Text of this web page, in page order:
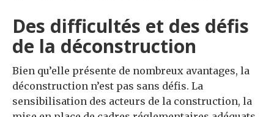
Des difficultés et des défis
de la déconstruction
Bien qu’elle présente de nombreux avantages, la
déconstruction n’est pas sans défis. La
sensibilisation des acteurs de la construction, la